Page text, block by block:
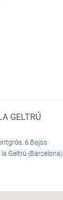
GELTRÚ
6 Bajos
Geltrú (Barcelona)